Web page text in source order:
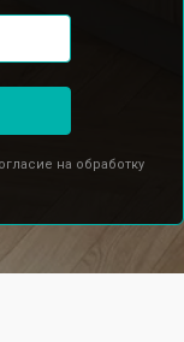
на обработку